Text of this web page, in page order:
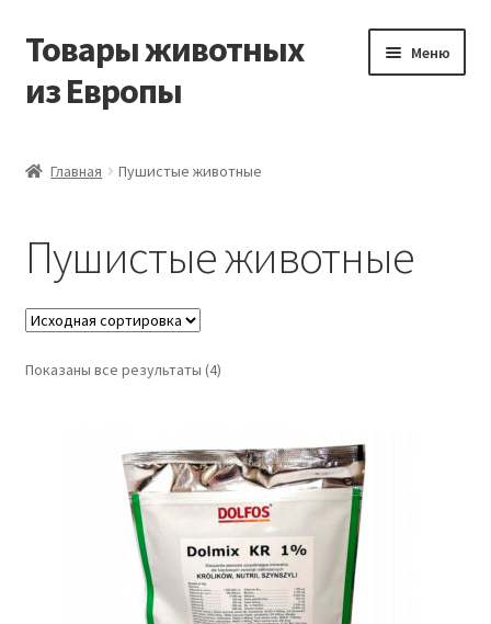
Перейти
навигации
Перейти
содержимому
Товары животных
из Европы
Меню
Заказать доставку корма из Германии
Контакты
Корзина
Оформление заказа
Главная Пушистые животные
Пушистые животные
Показаны все результаты (4)